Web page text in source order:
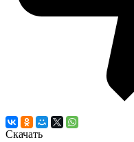
Скачать